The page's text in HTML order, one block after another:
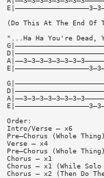
(Do This At The End Of
"...Ha Ha You're Dead,
Order:
Intro/Verse — x6
Pre—Chorus (Whole
Verse — x4
Pre—Chorus (Whole
Chorus — x1
Chorus — x1 (While
Chorus — x2 (Then Do